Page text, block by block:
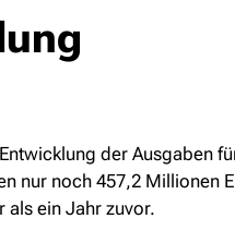
der Ausgaben
nur noch 457,2 Millionen
als ein Jahr zuvor.